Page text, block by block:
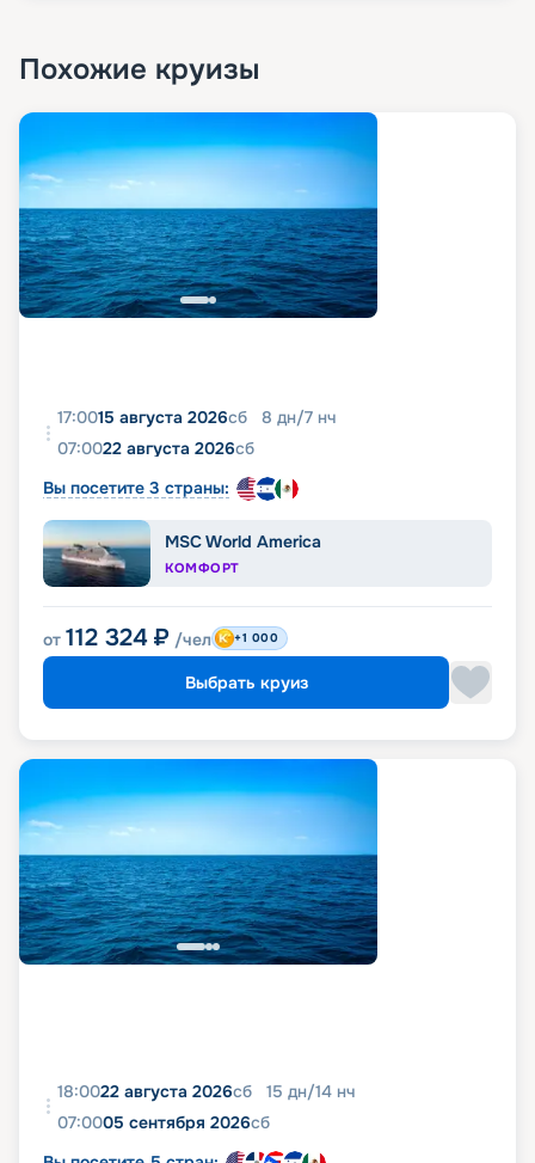
Похожие круизы
17:0015 августа 2026сб 8 дн/7 нч
07:0022 августа 2026сб
Вы посетите 3 страны:
MSC World America
КОМФОРТ
от 112 324 ₽ /чел +1 000
Выбрать круиз
18:0022 августа 2026сб 15 дн/14 нч
07:0005 сентября 2026сб